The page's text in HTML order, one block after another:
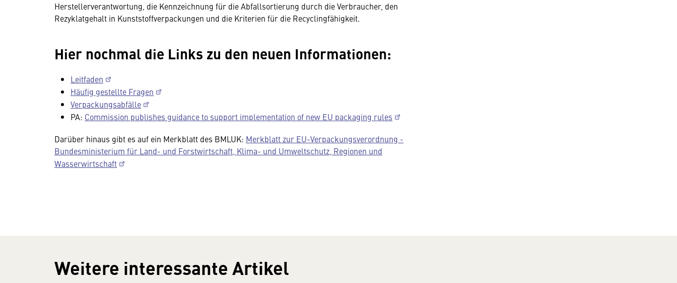
Herstellerverantwortung, die Kennzeichnung für die Abfallsortierung durch die Verbraucher, den
Rezyklatgehalt in Kunststoffverpackungen und die Kriterien für die Recyclingfähigkeit.
Hier nochmal die Links zu den neuen Informationen:
Leitfaden
Häufig gestellte Fragen
Verpackungsabfälle
PA: Commission publishes guidance to support implementation of new EU packaging rules
Darüber hinaus gibt es auf ein Merkblatt des BMLUK: Merkblatt zur EU-Verpackungsverordnung -
Bundesministerium für Land- und Forstwirtschaft, Klima- und Umweltschutz, Regionen und
Wasserwirtschaft
Weitere interessante Artikel